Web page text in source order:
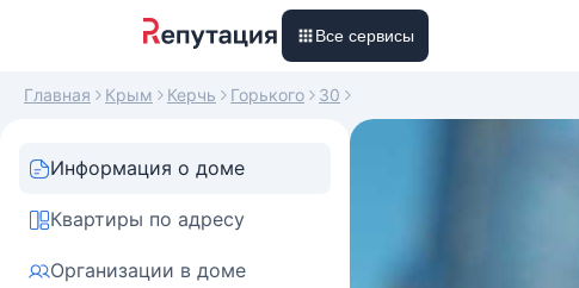
Все сервисы
Главная Крым Керчь Горького 30
Информация о доме
Квартиры по адресу
Организации в доме